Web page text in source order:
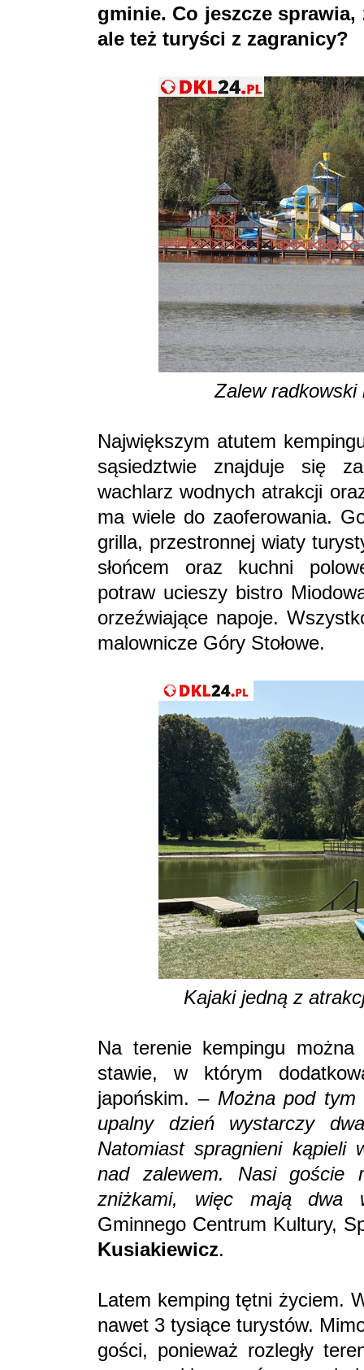
gminie. Co jeszcze
ale też turyści z zagranicy?
Zalew radkowski
Największym atutem
sąsiedztwie znajduje się
wachlarz wodnych atrakcji
ma wiele do zaoferowania.
grilla, przestronnej wiaty
słońcem oraz kuchni
potraw ucieszy bistro
orzeźwiające napoje.
malownicze Góry Stołowe.
Kajaki jedną z
Na terenie kempingu
stawie, w którym
japońskim. – Można pod tym
upalny dzień wystarczy
Natomiast spragnieni kąpieli
nad zalewem. Nasi
zniżkami, więc mają
Gminnego Centrum Kultury,
Kusiakiewicz.
Latem kemping tętni życiem.
nawet 3 tysiące turystów.
gości, ponieważ rozległy